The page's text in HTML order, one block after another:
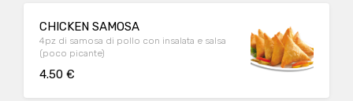
CHICKEN SAMOSA
4pz di samosa di pollo con insalata e salsa
(poco picante)
4.50 €